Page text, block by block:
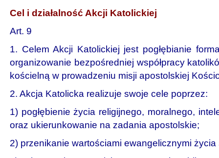
Cel i działalność Akcji Katolickiej
Art. 9
1. Celem Akcji Katolickiej jest pogłębianie
organizowanie bezpośredniej współpracy
kościelną w prowadzeniu misji apostolskiej
2. Akcja Katolicka realizuje swoje cele poprzez:
1) pogłębienie życia religijnego, moralnego,
oraz ukierunkowanie na zadania apostolskie;
2) przenikanie wartościami ewangelicznymi życia